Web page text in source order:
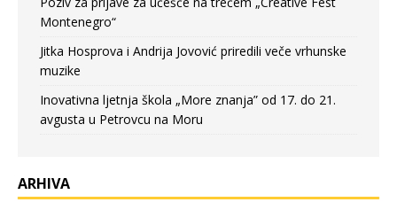
Montenegro“
Jitka Hosprova i Andrija Jovović priredili veče vrhunske
muzike
Inovativna ljetnja škola „More znanja” od 17. do 21.
avgusta u Petrovcu na Moru
ARHIVA